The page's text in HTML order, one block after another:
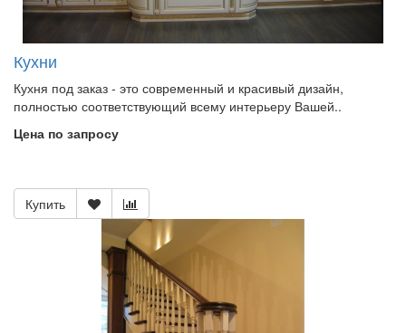
Кухни
Кухня под заказ - это современный и красивый дизайн,
полностью соответствующий всему интерьеру Вашей..
Цена по запросу
Купить